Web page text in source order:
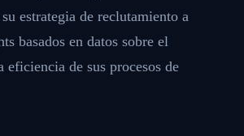
estrategia de reclutamiento a
basados en datos sobre el
eficiencia de sus procesos de